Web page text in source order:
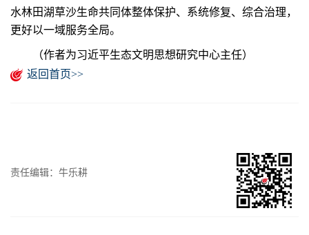
水林田湖草沙生命共同体整体保护、系统修复、综合治理，
更好以一域服务全局。
（作者为习近平生态文明思想研究中心主任）
返回首页>>
责任编辑：牛乐耕